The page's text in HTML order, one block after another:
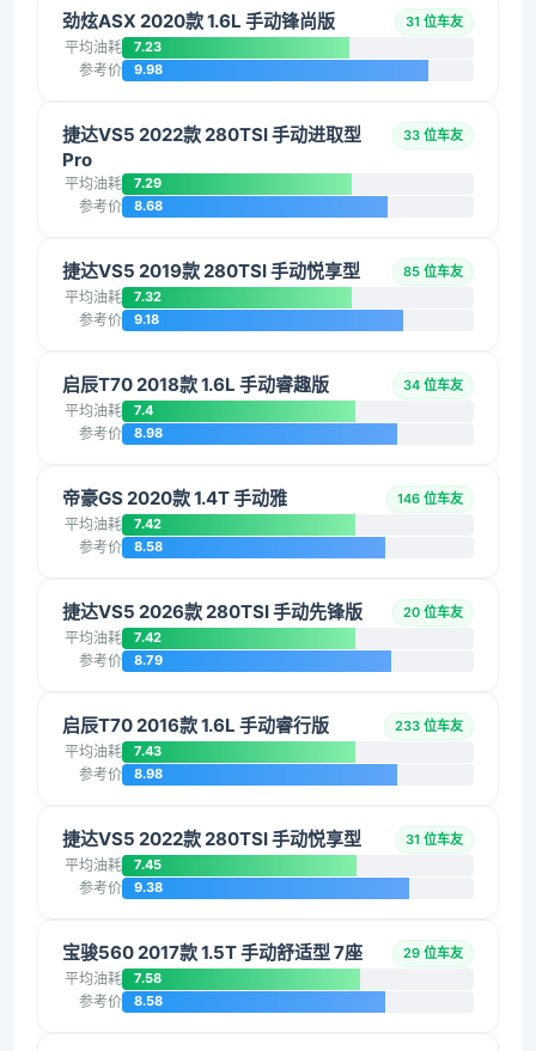
劲炫ASX 2020款 1.6L 手动锋尚版 31 位车友
平均油耗 7.23
参考价 9.98
捷达VS5 2022款 280TSI 手动进取型
Pro
33 位车友
平均油耗 7.29
参考价 8.68
捷达VS5 2019款 280TSI 手动悦享型 85 位车友
平均油耗 7.32
参考价 9.18
启辰T70 2018款 1.6L 手动睿趣版 34 位车友
平均油耗 7.4
参考价 8.98
帝豪GS 2020款 1.4T 手动雅 146 位车友
平均油耗 7.42
参考价 8.58
捷达VS5 2026款 280TSI 手动先锋版 20 位车友
平均油耗 7.42
参考价 8.79
启辰T70 2016款 1.6L 手动睿行版 233 位车友
平均油耗 7.43
参考价 8.98
捷达VS5 2022款 280TSI 手动悦享型 31 位车友
平均油耗 7.45
参考价 9.38
宝骏560 2017款 1.5T 手动舒适型 7座 29 位车友
平均油耗 7.58
参考价 8.58